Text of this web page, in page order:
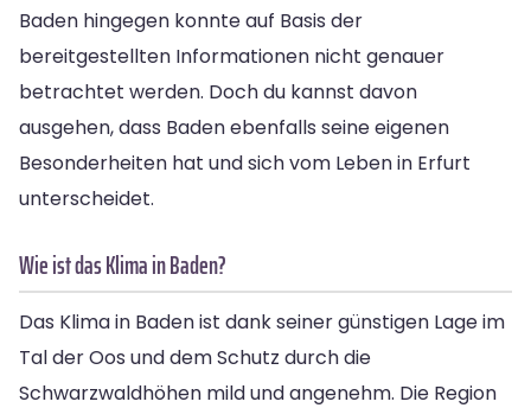
Baden hingegen konnte auf Basis der
bereitgestellten Informationen nicht genauer
betrachtet werden. Doch du kannst davon
ausgehen, dass Baden ebenfalls seine eigenen
Besonderheiten hat und sich vom Leben in Erfurt
unterscheidet.
Wie ist das Klima in Baden?
Das Klima in Baden ist dank seiner günstigen Lage im
Tal der Oos und dem Schutz durch die
Schwarzwaldhöhen mild und angenehm. Die Region